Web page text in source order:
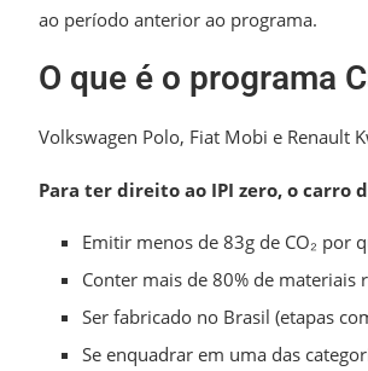
ao período anterior ao programa.
O que é o programa
Volkswagen Polo, Fiat Mobi e Renault
Para ter direito ao IPI zero, o carro
Emitir menos de 83g de CO₂ por
Conter mais de 80% de materiais
Ser fabricado no Brasil (etapas
Se enquadrar em uma das